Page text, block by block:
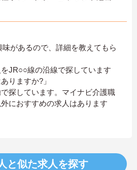
味があるので、詳細を教えてもら
をJR○○線の沿線で探しています
りますか?」
で探しています。マイナビ介護職
におすすめの求人はあります
と似た求人を探す